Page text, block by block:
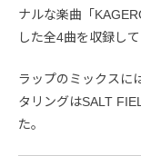
ナルな楽曲「
した全4曲を収録して
ラップのミックスに
タリングはSALT
た。